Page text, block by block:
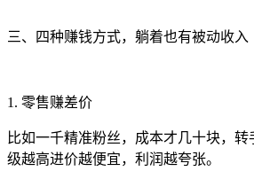
三、四种赚钱方式，躺着也有被动收入
1. 零售赚差价
比如一千精准粉丝，成本才几十块，
级越高进价越便宜，利润越夸张。